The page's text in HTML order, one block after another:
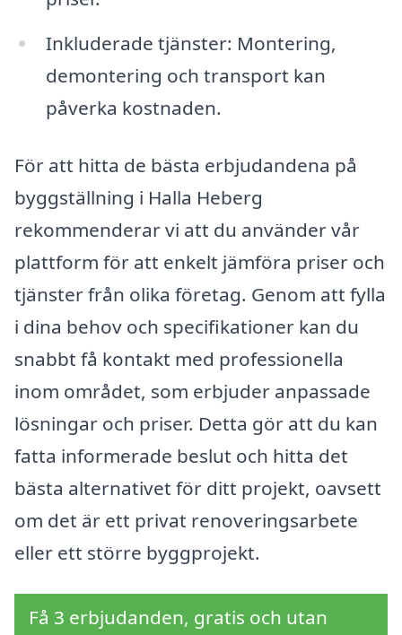
Inkluderade tjänster: Montering,
demontering och transport kan
påverka kostnaden.
För att hitta de bästa erbjudandena på
byggställning i Halla Heberg
rekommenderar vi att du använder vår
plattform för att enkelt jämföra priser och
tjänster från olika företag. Genom att fylla
i dina behov och specifikationer kan du
snabbt få kontakt med professionella
inom området, som erbjuder anpassade
lösningar och priser. Detta gör att du kan
fatta informerade beslut och hitta det
bästa alternativet för ditt projekt, oavsett
om det är ett privat renoveringsarbete
eller ett större byggprojekt.
Få 3 erbjudanden, gratis och utan